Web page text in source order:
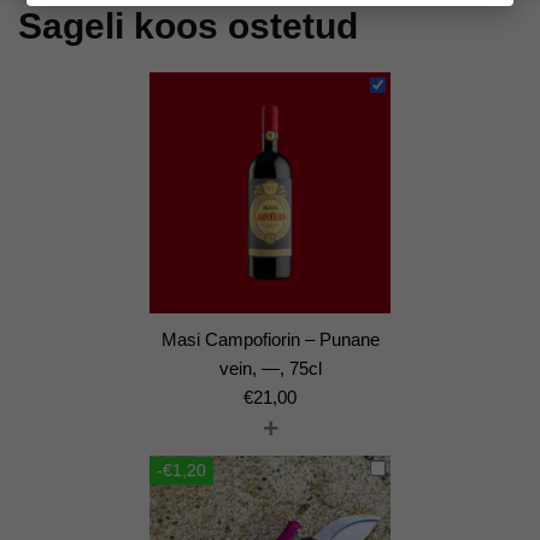
Sageli koos ostetud
Masi Campofiorin – Punane
vein, —, 75cl
€21,00
+
-€1,20